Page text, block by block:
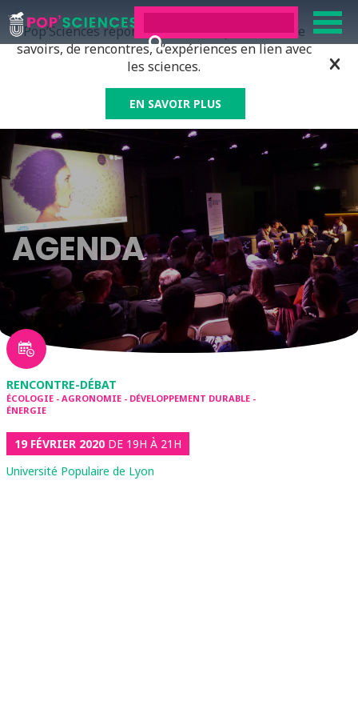
Pop’Sciences répond à tous ceux qui ont soif de
savoirs, de rencontres, d’expériences en lien avec
les sciences.
EN SAVOIR PLUS
AGENDA
RENCONTRE-DÉBAT
ÉCOLOGIE - AGRONOMIE - DÉVELOPPEMENT DURABLE -
ÉNERGIE
19 FÉVRIER 2020 DE 19H À 21H
Université Populaire de Lyon